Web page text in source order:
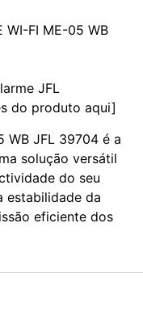
WI-FI ME-05 WB
JFL
do produto aqui]
WB JFL 39704 é a
solução versátil
do seu
estabilidade da
eficiente dos